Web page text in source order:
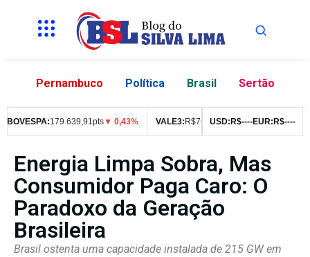
Pernambuco Política Brasil Sertão
179.639,91pts▼ 0,43% VALE3:R$76,99▼ 2,49% ITUB4:R$
USD: R$----EUR: R$----
Energia Limpa Sobra, Mas
Consumidor Paga Caro: O
Paradoxo da Geração
Brasileira
Brasil ostenta uma capacidade instalada de 215 GW em